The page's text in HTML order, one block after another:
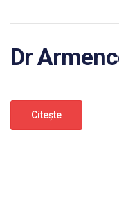
Dr
Citeşte